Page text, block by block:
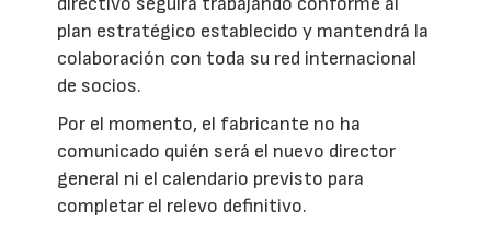
plan estratégico establecido y mantendrá la
colaboración con toda su red internacional
de socios.
Por el momento, el fabricante no ha
comunicado quién será el nuevo director
general ni el calendario previsto para
completar el relevo definitivo.